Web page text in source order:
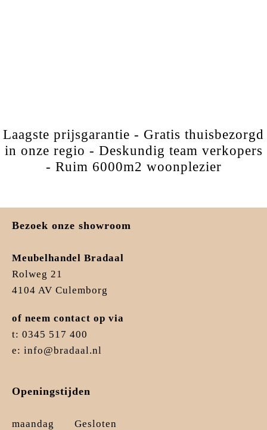
Laagste prijsgarantie - Gratis thuisbezorgd
in onze regio - Deskundig team verkopers
- Ruim 6000m2 woonplezier
Bezoek onze showroom
Meubelhandel Bradaal
Rolweg 21
4104 AV Culemborg
of neem contact op via
t: 0345 517 400
e: info@bradaal.nl
Openingstijden
maandag
Gesloten